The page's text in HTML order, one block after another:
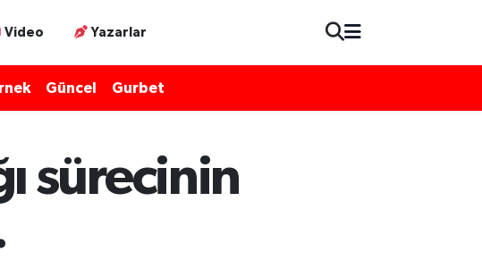
Video Yazarlar
Güncel Gurbet
sürecinin